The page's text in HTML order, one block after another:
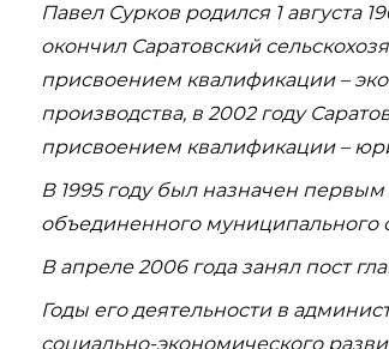
Павел Сурков родился 1 августа
окончил Саратовский
присвоением квалификации –
производства, в 2002 году
присвоением квалификации –
В 1995 году был назначен
объединенного муниципального
В апреле 2006 года занял пост
Годы его деятельности в
социально-экономического